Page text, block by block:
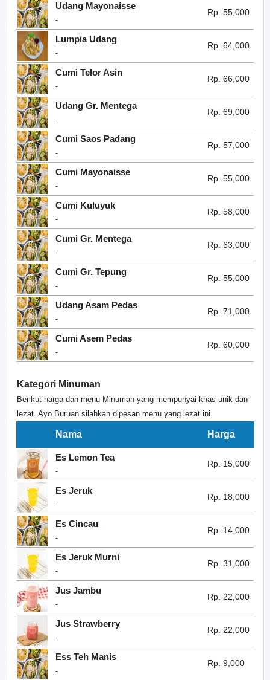
Udang Mayonaisse
-
Rp. 55,000
Lumpia Udang
-
Rp. 64,000
Cumi Telor Asin
-
Rp. 66,000
Udang Gr. Mentega
-
Rp. 69,000
Cumi Saos Padang
-
Rp. 57,000
Cumi Mayonaisse
-
Rp. 55,000
Cumi Kuluyuk
-
Rp. 58,000
Cumi Gr. Mentega
-
Rp. 63,000
Cumi Gr. Tepung
-
Rp. 55,000
Udang Asam Pedas
-
Rp. 71,000
Cumi Asem Pedas
-
Rp. 60,000
Kategori Minuman
Berikut harga dan menu Minuman yang mempunyai khas unik dan
lezat. Ayo Buruan silahkan dipesan menu yang lezat ini.
Nama Harga
Es Lemon Tea
-
Rp. 15,000
Es Jeruk
-
Rp. 18,000
Es Cincau
-
Rp. 14,000
Es Jeruk Murni
-
Rp. 31,000
Jus Jambu
-
Rp. 22,000
Jus Strawberry
-
Rp. 22,000
Ess Teh Manis
-
Rp. 9,000